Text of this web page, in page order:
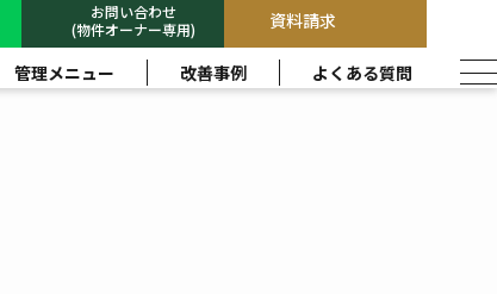
お問い合わせ
(物件オーナー専用)
資料請求
管理メニュー 改善事例 よくある質問